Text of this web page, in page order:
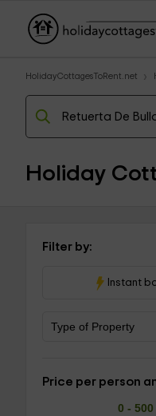
HolidayCottagesToRent.net
Holiday
Filter by:
Instant
Price per person